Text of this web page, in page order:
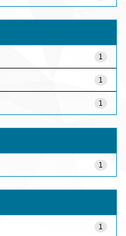
1
1
1
1
1